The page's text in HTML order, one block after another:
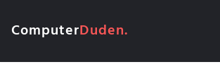
ComputerDuden.